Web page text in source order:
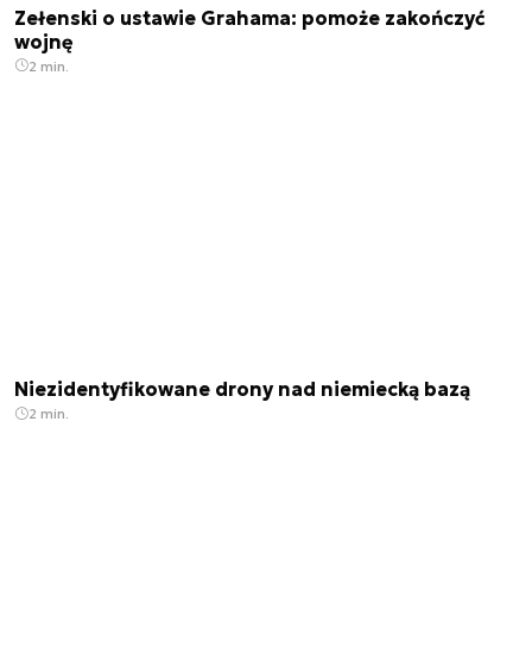
Zełenski o ustawie Grahama: pomoże zakończyć
wojnę
2 min.
Niezidentyfikowane drony nad niemiecką bazą
2 min.